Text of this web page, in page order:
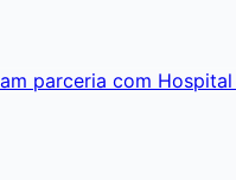
parceria com